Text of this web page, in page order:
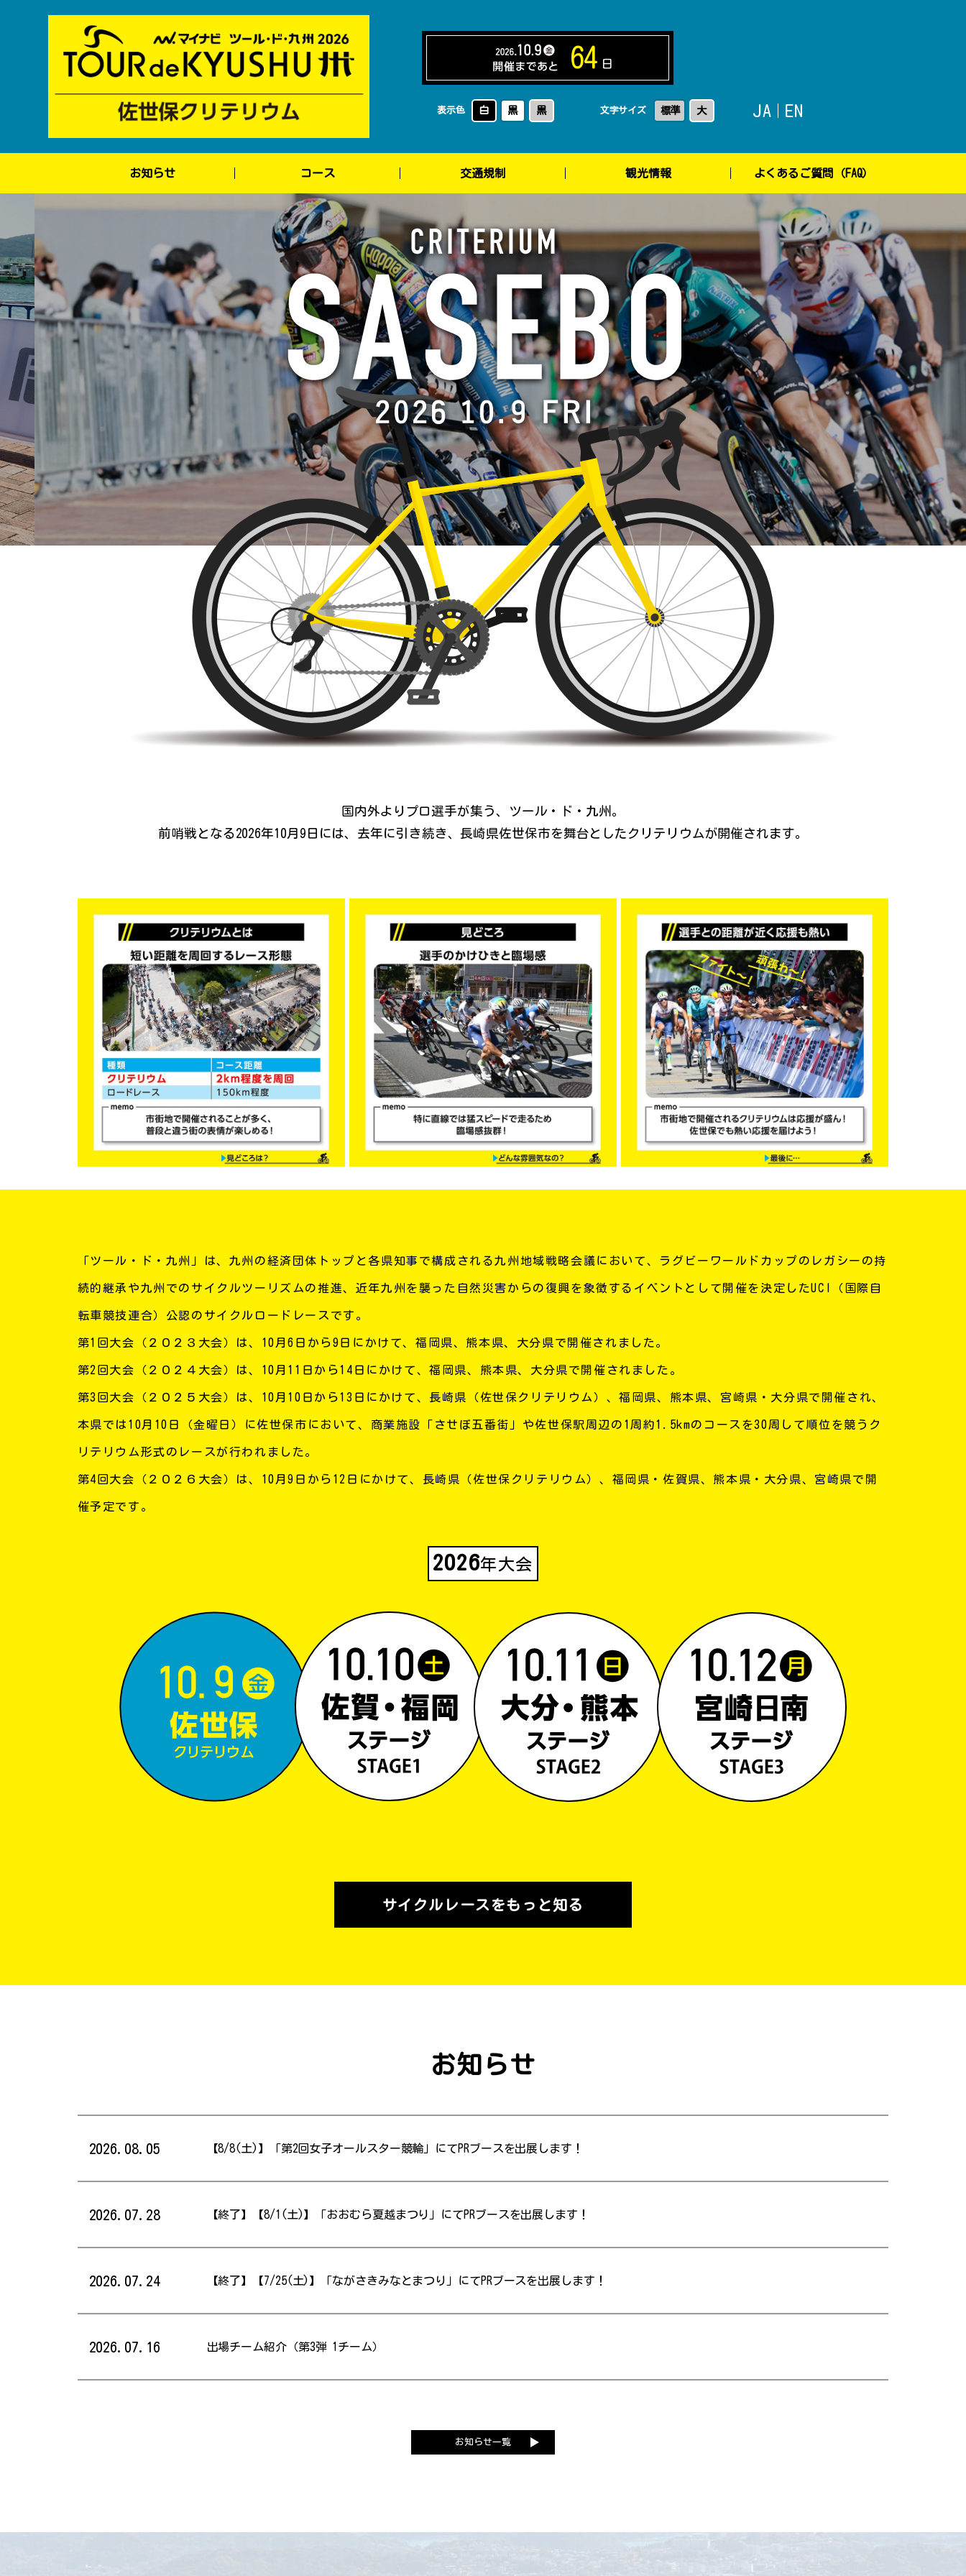
64 日
表示色 白 黒 黒 文字サイズ 標準 大 JA EN
お知らせ コース 交通規制 観光情報 よくあるご質問（FAQ）
国内外よりプロ選手が集う、ツール・ド・九州。
前哨戦となる2026年10月9日には、 去年に引き続き、長崎県佐世保市を舞台としたクリテリウムが開催されます。
「ツール・ド・九州」は、九州の経済団体トップと各県知事で構成される九州地域戦略会議において、ラグビーワールドカップのレガシーの持
続的継承や九州でのサイクルツーリズムの推進、近年九州を襲った自然災害からの復興を象徴するイベントとして開催を決定したUCI（国際自
転車競技連合）公認のサイクルロードレースです。
第1回大会（２０２３大会）は、10月6日から9日にかけて、福岡県、熊本県、大分県で開催されました。
第2回大会（２０２４大会）は、10月11日から14日にかけて、福岡県、熊本県、大分県で開催されました。
第3回大会（２０２５大会）は、10月10日から13日にかけて、長崎県（佐世保クリテリウム）、福岡県、熊本県、宮崎県・大分県で開催され、
本県では10月10日（金曜日）に佐世保市において、商業施設「させぼ五番街」や佐世保駅周辺の1周約1.5kmのコースを30周して順位を競うク
リテリウム形式のレースが行われました。
第4回大会（２０２６大会）は、10月9日から12日にかけて、長崎県（佐世保クリテリウム）、福岡県・佐賀県、熊本県・大分県、宮崎県で開
催予定です。
2026年大会
サイクルレースをもっと知る
お知らせ
2026.08.05 【8/8(土)】「第2回女子オールスター競輪」にてPRブースを出展します！
2026.07.28 【終了】【8/1(土)】「おおむら夏越まつり」にてPRブースを出展します！
2026.07.24 【終了】【7/25(土)】「ながさきみなとまつり」にてPRブースを出展します！
2026.07.16 出場チーム紹介（第3弾 1チーム）
お知らせ一覧